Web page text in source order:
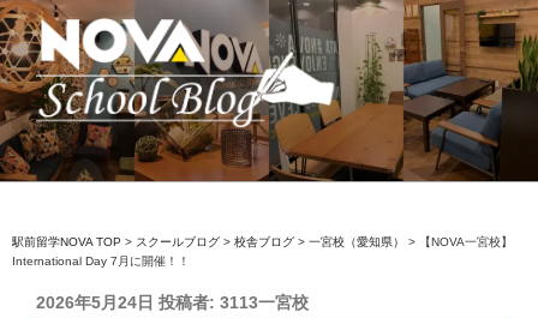
コ
ン
テ
ン
ツ
へ
ス
ッ
プ
駅前留学NOVA【公式】スクールブロ
英会話スクール・英会話教室
駅前留学NOVA TOP > スクールブログ > 校舎ブログ > 一宮校（愛知県） >
【NOVA一宮校】
International Day 7月に開催！！
投
2026年5月24日 投稿者: 3113一宮校